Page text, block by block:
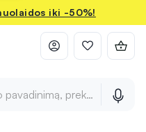
nuolaidos iki -50%!
prekės ženklą ir